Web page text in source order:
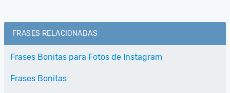
FRASES RELACIONADAS
Frases Bonitas para Fotos de Instagram
Frases Bonitas